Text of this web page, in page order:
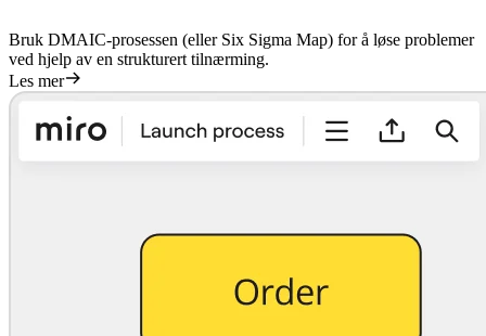
Bruk DMAIC-prosessen (eller Six Sigma Map) for å løse problemer
ved hjelp av en strukturert tilnærming.
Les mer